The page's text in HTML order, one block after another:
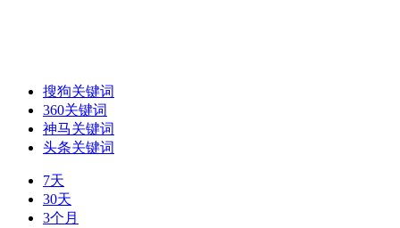
搜狗关键词
360关键词
神马关键词
头条关键词
7天
30天
3个月